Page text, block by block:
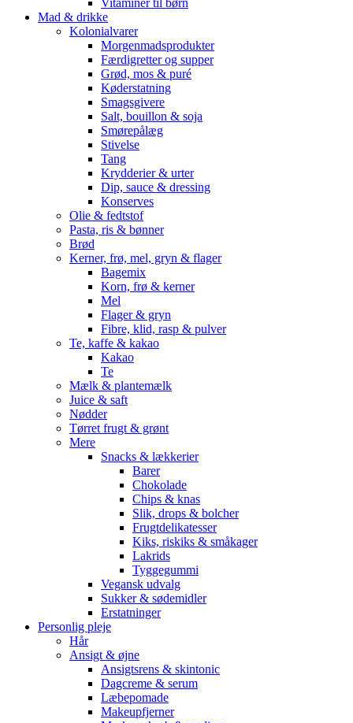
Vitaminer til børn
Mad & drikke
Kolonialvarer
Morgenmadsprodukter
Færdigretter og supper
Grød, mos & puré
Køderstatning
Smagsgivere
Salt, bouillon & soja
Smørepålæg
Stivelse
Tang
Krydderier & urter
Dip, sauce & dressing
Konserves
Olie & fedtstof
Pasta, ris & bønner
Brød
Kerner, frø, mel, gryn & flager
Bagemix
Korn, frø & kerner
Mel
Flager & gryn
Fibre, klid, rasp & pulver
Te, kaffe & kakao
Kakao
Te
Mælk & plantemælk
Juice & saft
Nødder
Tørret frugt & grønt
Mere
Snacks & lækkerier
Barer
Chokolade
Chips & knas
Slik, drops & bolcher
Frugtdelikatesser
Kiks, riskiks & småkager
Lakrids
Tyggegummi
Vegansk udvalg
Sukker & sødemidler
Erstatninger
Personlig pleje
Hår
Ansigt & øjne
Ansigtsrens & skintonic
Dagcreme & serum
Læbepomade
Makeupfjerner